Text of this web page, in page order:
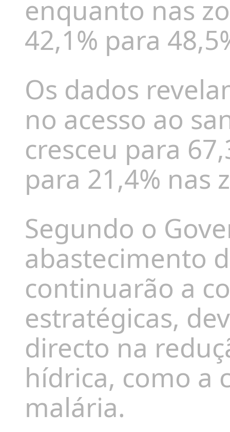
enquanto nas
42,1% para
Os dados
no acesso ao
cresceu para
para 21,4% nas
Segundo o
abastecimento
continuarão a
estratégicas,
directo na
hídrica, como a
malária.